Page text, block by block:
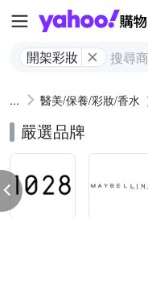
開架彩妝
醫美/保養/彩妝/香水
嚴選品牌